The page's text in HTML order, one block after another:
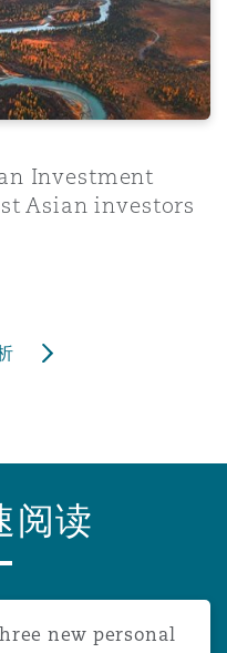
Investment
Asian investors
阅读
new personal